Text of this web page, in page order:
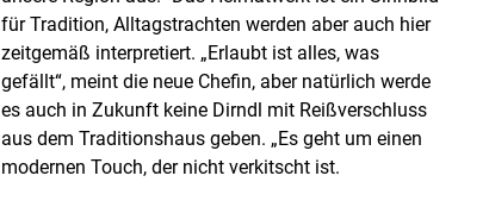
für Tradition, Alltagstrachten werden aber auch hier
zeitgemäß interpretiert. „Erlaubt ist alles, was
gefällt“, meint die neue Chefin, aber natürlich werde
es auch in Zukunft keine Dirndl mit Reißverschluss
aus dem Traditionshaus geben. „Es geht um einen
modernen Touch, der nicht verkitscht ist.